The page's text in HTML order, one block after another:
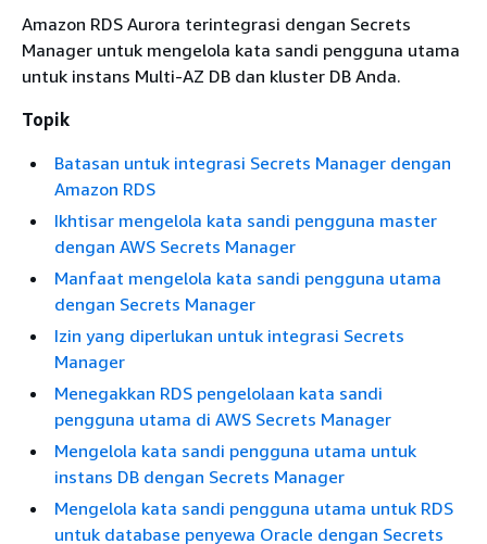
Amazon RDS Aurora terintegrasi dengan Secrets
Manager untuk mengelola kata sandi pengguna utama
untuk instans Multi-AZ DB dan kluster DB Anda.
Topik
Batasan untuk integrasi Secrets Manager dengan
Amazon RDS
Ikhtisar mengelola kata sandi pengguna master
dengan AWS Secrets Manager
Manfaat mengelola kata sandi pengguna utama
dengan Secrets Manager
Izin yang diperlukan untuk integrasi Secrets
Manager
Menegakkan RDS pengelolaan kata sandi
pengguna utama di AWS Secrets Manager
Mengelola kata sandi pengguna utama untuk
instans DB dengan Secrets Manager
Mengelola kata sandi pengguna utama untuk RDS
untuk database penyewa Oracle dengan Secrets